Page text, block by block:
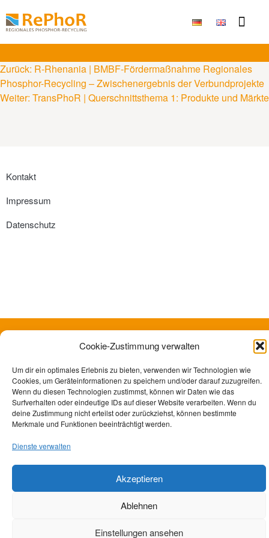
Cookie-Zustimmung verwalten
Um dir ein optimales Erlebnis zu bieten, verwenden wir Technologien wie
Cookies, um Geräteinformationen zu speichern und/oder darauf zuzugreifen.
Wenn du diesen Technologien zustimmst, können wir Daten wie das
Surfverhalten oder eindeutige IDs auf dieser Website verarbeiten. Wenn du
deine Zustimmung nicht erteilst oder zurückziehst, können bestimmte
Merkmale und Funktionen beeinträchtigt werden.
Dienste verwalten
Akzeptieren
Ablehnen
Einstellungen ansehen
Zurück: R-Rhenania | BMBF-Fördermaßnahme Regionales
Phosphor-Recycling – Zwischenergebnis der Verbundprojekte
Weiter: TransPhoR | Querschnittsthema 1: Produkte und Märkte
Kontakt
Impressum
Datenschutz